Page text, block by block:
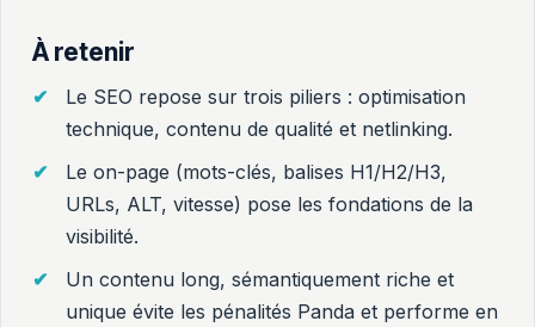
À retenir
Le SEO repose sur trois piliers : optimisation
technique, contenu de qualité et netlinking.
Le on-page (mots-clés, balises H1/H2/H3,
URLs, ALT, vitesse) pose les fondations de la
visibilité.
Un contenu long, sémantiquement riche et
unique évite les pénalités Panda et performe en